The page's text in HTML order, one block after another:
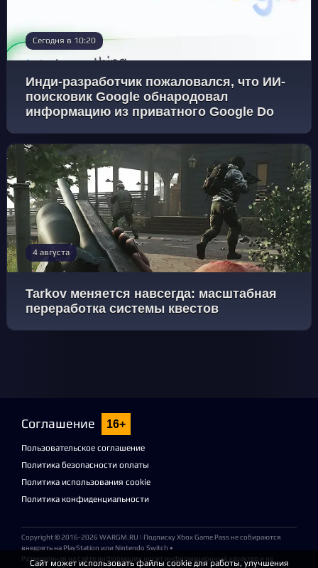
Сегодня в 10:20
Инди-разработчик пожаловался, что ИИ-
поисковик Google обнародовал
информацию из приватного Google Do
4 августа
Tarkov меняется навсегда: масштабная
переработка системы квестов
Соглашение 16+
Пользовательское соглашение
Политика безопасности оплаты
Политика использования cookie
Политика конфиденциальности
Copyright © 2016-2026 WARGM.RU | Подписку Xbox Game Pass не собираются
внедрять на PlayStation или Nintendo Switch •
Размещенная на сайте информация носит информационный характер и не
Сайт может использовать файлы cookie для работы, улучшения